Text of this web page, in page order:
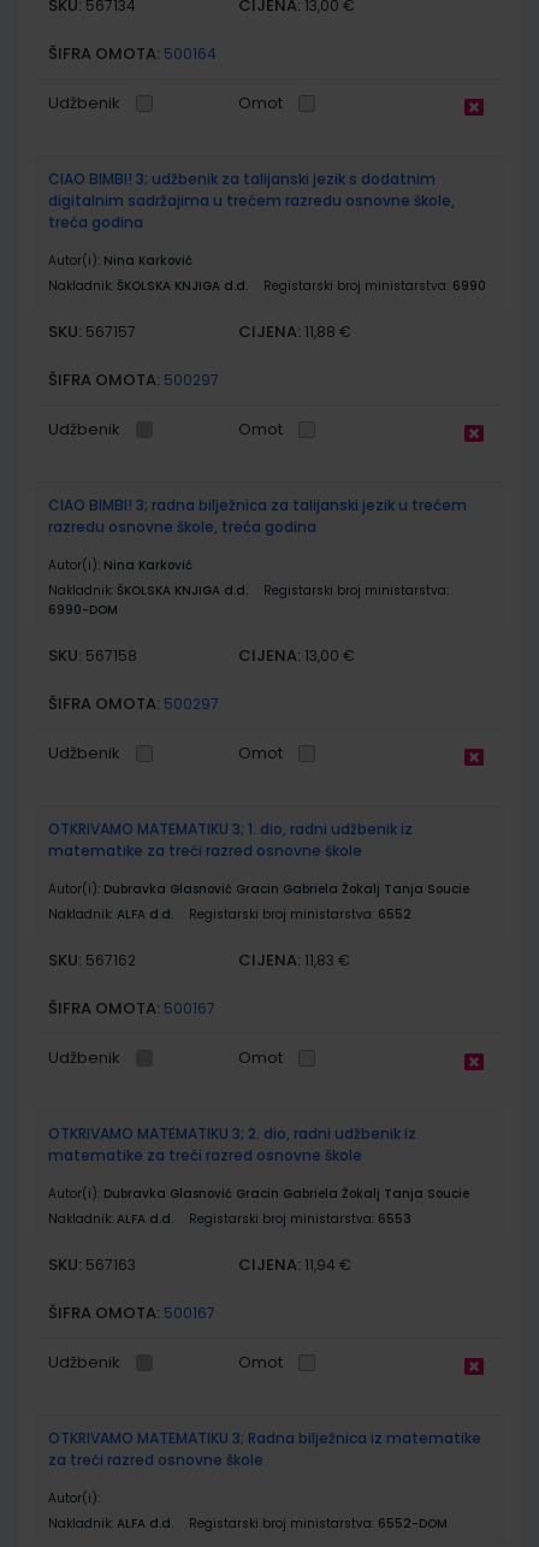
SKU: 567134 CIJENA: 13,00 €
ŠIFRA OMOTA: 500164
Udžbenik Omot
CIAO BIMBI! 3; udžbenik za talijanski jezik s dodatnim
digitalnim sadržajima u trećem razredu osnovne škole,
treća godina
Autor(i): Nina Karković
Nakladnik: ŠKOLSKA KNJIGA d.d. Registarski broj ministarstva: 6990
SKU: 567157 CIJENA: 11,88 €
ŠIFRA OMOTA: 500297
Udžbenik Omot
CIAO BIMBI! 3; radna bilježnica za talijanski jezik u trećem
razredu osnovne škole, treća godina
Autor(i): Nina Karković
Nakladnik: ŠKOLSKA KNJIGA d.d.
Registarski broj ministarstva:
6990-DOM
SKU: 567158 CIJENA: 13,00 €
ŠIFRA OMOTA: 500297
Udžbenik Omot
OTKRIVAMO MATEMATIKU 3; 1. dio, radni udžbenik iz
matematike za treći razred osnovne škole
Autor(i): Dubravka Glasnović Gracin Gabriela Žokalj Tanja Soucie
Nakladnik: ALFA d.d. Registarski broj ministarstva: 6552
SKU: 567162 CIJENA: 11,83 €
ŠIFRA OMOTA: 500167
Udžbenik Omot
OTKRIVAMO MATEMATIKU 3; 2. dio, radni udžbenik iz
matematike za treći razred osnovne škole
Autor(i): Dubravka Glasnović Gracin Gabriela Žokalj Tanja Soucie
Nakladnik: ALFA d.d. Registarski broj ministarstva: 6553
SKU: 567163 CIJENA: 11,94 €
ŠIFRA OMOTA: 500167
Udžbenik Omot
OTKRIVAMO MATEMATIKU 3; Radna bilježnica iz matematike
za treći razred osnovne škole
Autor(i):
Nakladnik: ALFA d.d. Registarski broj ministarstva: 6552-DOM